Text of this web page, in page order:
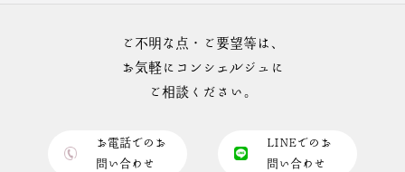
ご不明な点・ご要望等は、
お気軽にコンシェルジュに
ご相談ください。
お電話でのお
問い合わせ
LINEでのお
問い合わせ